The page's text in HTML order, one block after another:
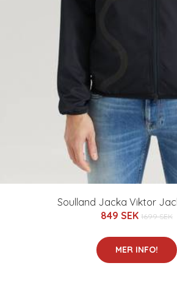
Soulland Jacka Viktor
849 SEK 1699 SEK
MER INFO!